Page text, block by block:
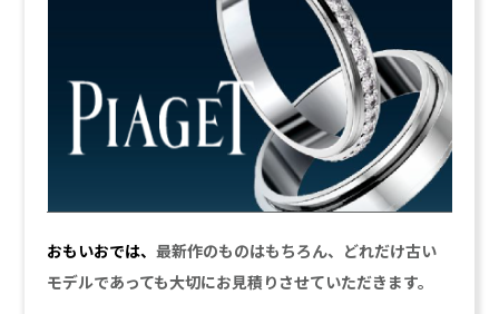
おもいおでは、最新作のものはもちろん、どれだけ古い
モデルであっても大切にお見積りさせていただきます。